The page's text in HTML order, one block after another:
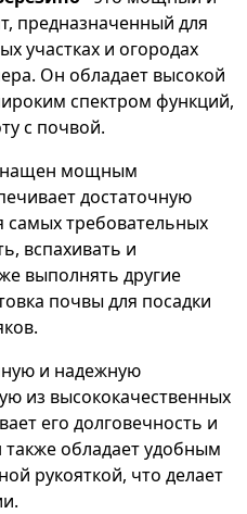
предназначенный для
участках и огородах
Он обладает высокой
спектром функций,
с почвой.
мощным
достаточную
требовательных
вспахивать и
выполнять другие
почвы для посадки
и надежную
из высококачественных
его долговечность и
обладает удобным
рукояткой, что делает